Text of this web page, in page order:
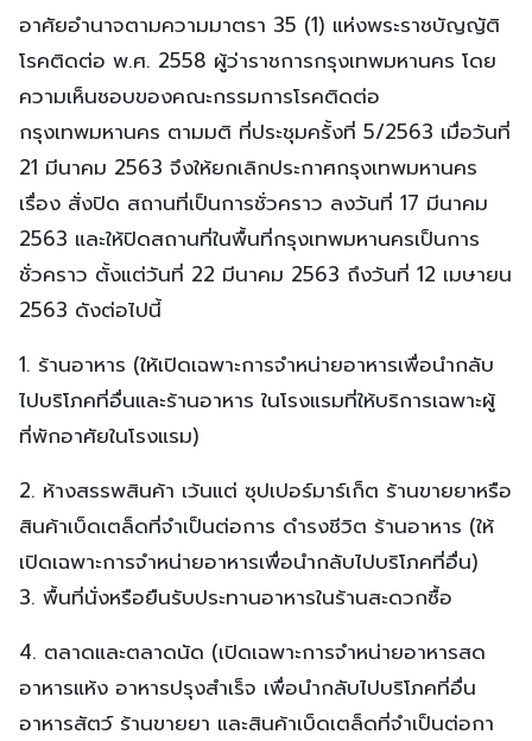
อาศัยอํานาจตามความมาตรา 35 (1) แห่งพระราชบัญญัติ
โรคติดต่อ พ.ศ. 2558 ผู้ว่าราชการกรุงเทพมหานคร โดย
ความเห็นชอบของคณะกรรมการโรคติดต่อ
กรุงเทพมหานคร ตามมติ ที่ประชุมครั้งที่ 5/2563 เมื่อวันที่
21 มีนาคม 2563 จึงให้ยกเลิกประกาศกรุงเทพมหานคร
เรื่อง สั่งปิด สถานที่เป็นการชั่วคราว ลงวันที่ 17 มีนาคม
2563 และให้ปิดสถานที่ในพื้นที่กรุงเทพมหานครเป็นการ
ชั่วคราว ตั้งแต่วันที่ 22 มีนาคม 2563 ถึงวันที่ 12 เมษายน
2563 ดังต่อไปนี้
1. ร้านอาหาร (ให้เปิดเฉพาะการจําหน่ายอาหารเพื่อนํากลับ
ไปบริโภคที่อื่นและร้านอาหาร ในโรงแรมที่ให้บริการเฉพาะผู้
ที่พักอาศัยในโรงแรม)
2. ห้างสรรพสินค้า เว้นแต่ ซุปเปอร์มาร์เก็ต ร้านขายยาหรือ
สินค้าเบ็ดเตล็ดที่จําเป็นต่อการ ดำรงชีวิต ร้านอาหาร (ให้
เปิดเฉพาะการจําหน่ายอาหารเพื่อนํากลับไปบริโภคที่อื่น)
3. พื้นที่นั่งหรือยืนรับประทานอาหารในร้านสะดวกซื้อ
4. ตลาดและตลาดนัด (เปิดเฉพาะการจําหน่ายอาหารสด
อาหารแห้ง อาหารปรุงสําเร็จ เพื่อนํากลับไปบริโภคที่อื่น
อาหารสัตว์ ร้านขายยา และสินค้าเบ็ดเตล็ดที่จําเป็นต่อกา